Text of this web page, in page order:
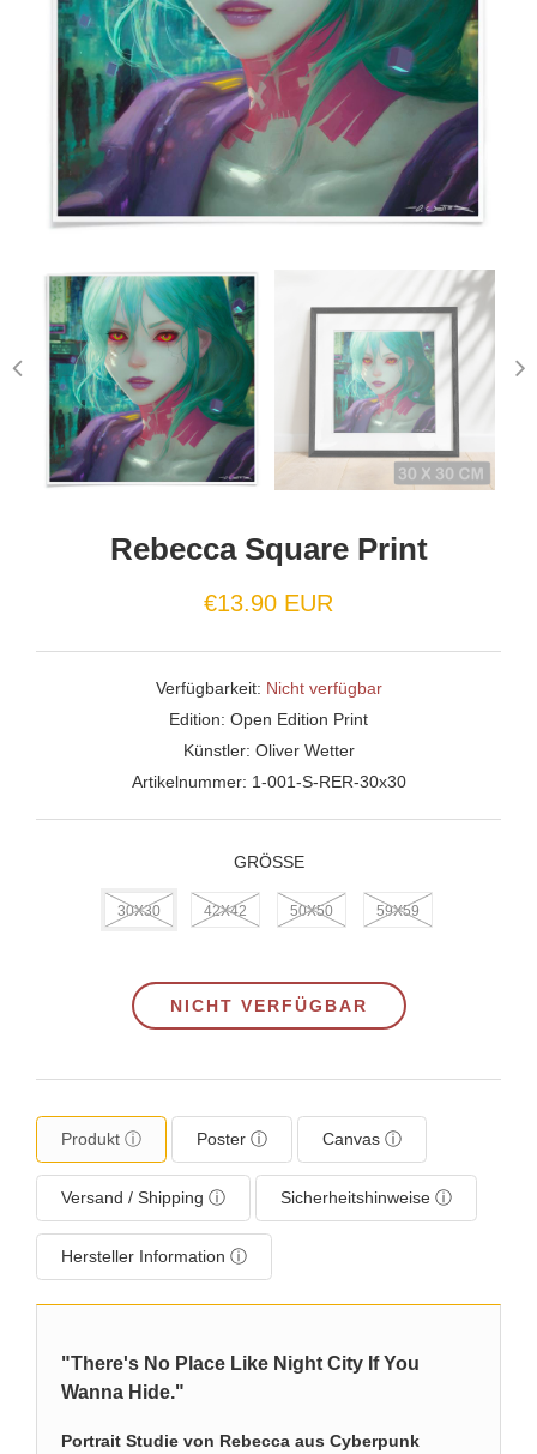
Rebecca Square Print
€13.90 EUR
Verfügbarkeit: Nicht verfügbar
Edition: Open Edition Print
Künstler: Oliver Wetter
Artikelnummer: 1-001-S-RER-30x30
GRÖSSE
30X30 42X42 50X50 59X59
NICHT VERFÜGBAR
Produkt ⓘ Poster ⓘ Canvas ⓘ
Versand / Shipping ⓘ Sicherheitshinweise ⓘ
Hersteller Information ⓘ
"There's No Place Like Night City If You
Wanna Hide."
Portrait Studie von Rebecca aus Cyberpunk